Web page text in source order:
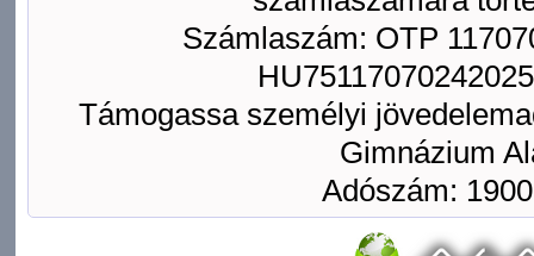
Számlaszám: OTP
Támogassa személyi
Gimnázium
Adószám: